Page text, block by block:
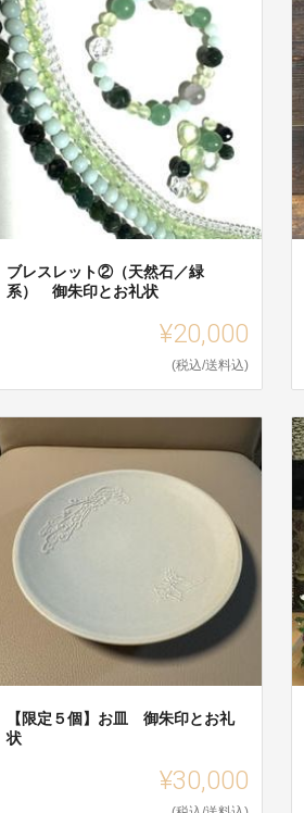
ブレスレット②（天然石／緑
系） 御朱印とお礼状
¥20,000
(税込/送料込)
【限定５個】お皿 御朱印とお礼
状
¥30,000